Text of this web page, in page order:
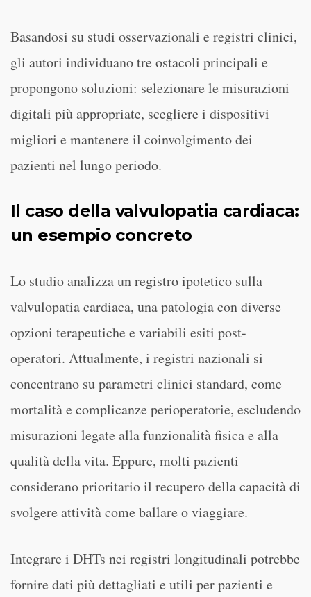
Basandosi su studi osservazionali e registri clinici,
gli autori individuano tre ostacoli principali e
propongono soluzioni: selezionare le misurazioni
digitali più appropriate, scegliere i dispositivi
migliori e mantenere il coinvolgimento dei
pazienti nel lungo periodo.
Il caso della valvulopatia cardiaca:
un esempio concreto
Lo studio analizza un registro ipotetico sulla
valvulopatia cardiaca, una patologia con diverse
opzioni terapeutiche e variabili esiti post-
operatori. Attualmente, i registri nazionali si
concentrano su parametri clinici standard, come
mortalità e complicanze perioperatorie, escludendo
misurazioni legate alla funzionalità fisica e alla
qualità della vita. Eppure, molti pazienti
considerano prioritario il recupero della capacità di
svolgere attività come ballare o viaggiare.
Integrare i DHTs nei registri longitudinali potrebbe
fornire dati più dettagliati e utili per pazienti e